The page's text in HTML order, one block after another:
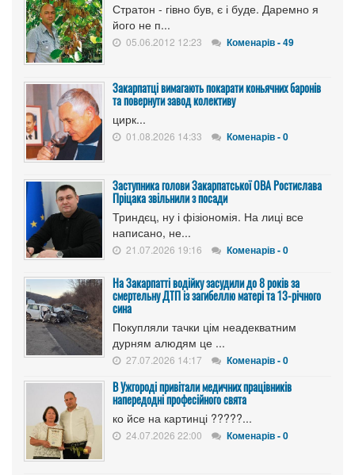
Стратон - гівно був, є і буде. Даремно я
його не п...
05.06.2012 12:23 Коменарів - 49
Закарпатці вимагають покарати коньячних баронів
та повернути завод колективу
цирк...
01.08.2026 14:33 Коменарів - 0
Заступника голови Закарпатської ОВА Ростислава
Пріцака звільнили з посади
Триндєц, ну і фізіономія. На лиці все
написано, не...
21.07.2026 19:16 Коменарів - 0
На Закарпатті водійку засудили до 8 років за
смертельну ДТП із загибеллю матері та 13-річного
сина
Покупляли тачки цім неадекватним
дурням алюдям це ...
27.07.2026 14:17 Коменарів - 0
В Ужгороді привітали медичних працівників
напередодні професійного свята
ко йсе на картинці ?????...
24.07.2026 22:00 Коменарів - 0